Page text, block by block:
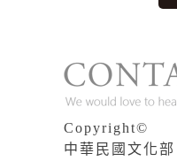
Copyright©
中華民國文化